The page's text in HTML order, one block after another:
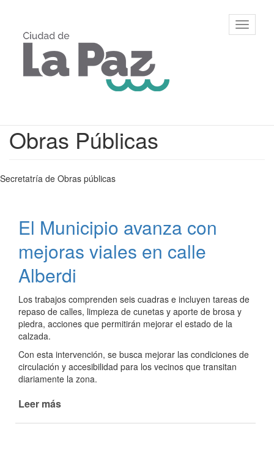
contenido
principalde La Paz,
Entre Ríos
barra
Contenido
principal
Obras Públicas
Secretatría de Obras públicas
El Municipio avanza con
mejoras viales en calle
Alberdi
Los trabajos comprenden seis cuadras e incluyen tareas de
repaso de calles, limpieza de cunetas y aporte de brosa y
piedra, acciones que permitirán mejorar el estado de la
calzada.
Con esta intervención, se busca mejorar las condiciones de
circulación y accesibilidad para los vecinos que transitan
diariamente la zona.
Leer más